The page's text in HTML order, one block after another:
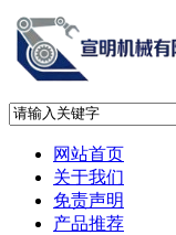
网站首页
关于我们
免责声明
产品推荐